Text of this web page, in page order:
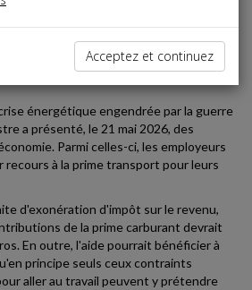
: DES MESURES DE SOUTIEN À
énergétique engendrée par la guerre
a présenté, le 21 mai 2026, des
Parmi celles-ci, les employeurs
recours à la prime transport pour leurs
d'exonération d'impôt sur le revenu,
de la prime carburant devrait
En outre, l'aide pourrait bénéficier à
principe seuls ceux contraints
aller au travail peuvent y prétendre
Acceptez et continuez